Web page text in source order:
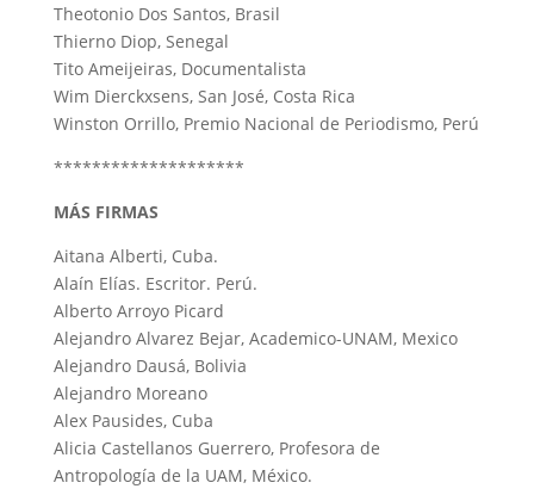
Theotonio Dos Santos, Brasil
Thierno Diop, Senegal
Tito Ameijeiras, Documentalista
Wim Dierckxsens, San José, Costa Rica
Winston Orrillo, Premio Nacional de Periodismo, Perú
********************
MÁS FIRMAS
Aitana Alberti, Cuba.
Alaín Elías. Escritor. Perú.
Alberto Arroyo Picard
Alejandro Alvarez Bejar, Academico-UNAM, Mexico
Alejandro Dausá, Bolivia
Alejandro Moreano
Alex Pausides, Cuba
Alicia Castellanos Guerrero, Profesora de
Antropología de la UAM, México.